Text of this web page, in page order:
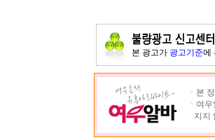
본 광고가 광고기준에
ㆍ본
ㆍ여
지지